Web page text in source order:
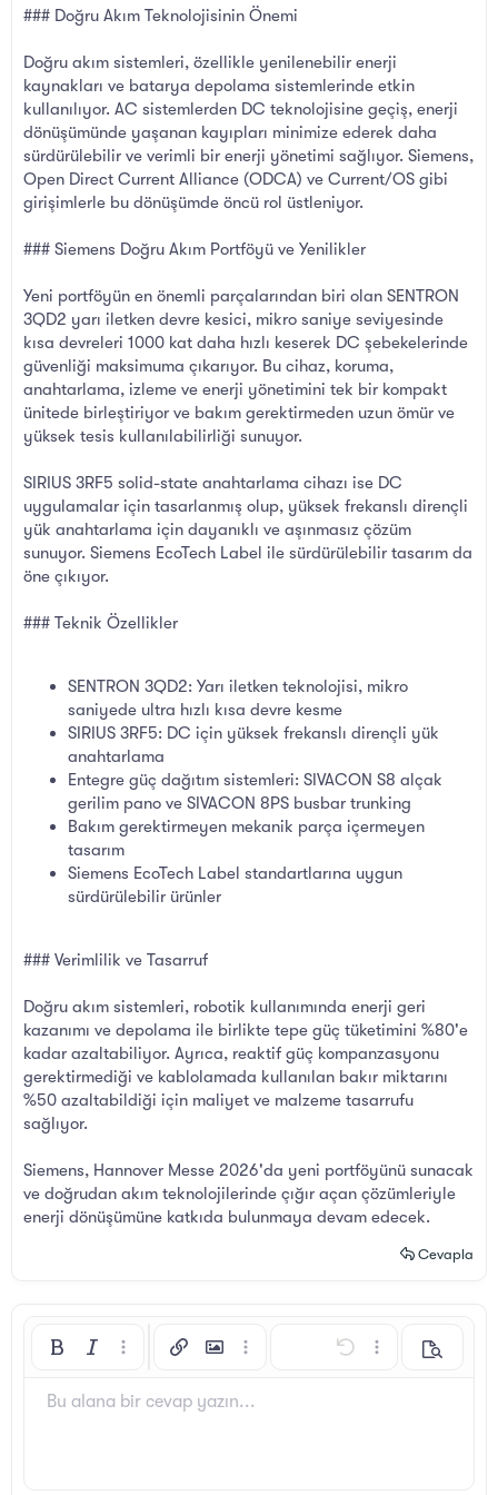
### Doğru Akım Teknolojisinin Önemi
Doğru akım sistemleri, özellikle yenilenebilir enerji
kaynakları ve batarya depolama sistemlerinde etkin
kullanılıyor. AC sistemlerden DC teknolojisine geçiş, enerji
dönüşümünde yaşanan kayıpları minimize ederek daha
sürdürülebilir ve verimli bir enerji yönetimi sağlıyor. Siemens,
Open Direct Current Alliance (ODCA) ve Current/OS gibi
girişimlerle bu dönüşümde öncü rol üstleniyor.
### Siemens Doğru Akım Portföyü ve Yenilikler
Yeni portföyün en önemli parçalarından biri olan SENTRON
3QD2 yarı iletken devre kesici, mikro saniye seviyesinde
kısa devreleri 1000 kat daha hızlı keserek DC şebekelerinde
güvenliği maksimuma çıkarıyor. Bu cihaz, koruma,
anahtarlama, izleme ve enerji yönetimini tek bir kompakt
ünitede birleştiriyor ve bakım gerektirmeden uzun ömür ve
yüksek tesis kullanılabilirliği sunuyor.
SIRIUS 3RF5 solid-state anahtarlama cihazı ise DC
uygulamalar için tasarlanmış olup, yüksek frekanslı dirençli
yük anahtarlama için dayanıklı ve aşınmasız çözüm
sunuyor. Siemens EcoTech Label ile sürdürülebilir tasarım da
öne çıkıyor.
### Teknik Özellikler
SENTRON 3QD2: Yarı iletken teknolojisi, mikro
saniyede ultra hızlı kısa devre kesme
SIRIUS 3RF5: DC için yüksek frekanslı dirençli yük
anahtarlama
Entegre güç dağıtım sistemleri: SIVACON S8 alçak
gerilim pano ve SIVACON 8PS busbar trunking
Bakım gerektirmeyen mekanik parça içermeyen
tasarım
Siemens EcoTech Label standartlarına uygun
sürdürülebilir ürünler
### Verimlilik ve Tasarruf
Doğru akım sistemleri, robotik kullanımında enerji geri
kazanımı ve depolama ile birlikte tepe güç tüketimini %80'e
kadar azaltabiliyor. Ayrıca, reaktif güç kompanzasyonu
gerektirmediği ve kablolamada kullanılan bakır miktarını
%50 azaltabildiği için maliyet ve malzeme tasarrufu
sağlıyor.
Siemens, Hannover Messe 2026'da yeni portföyünü sunacak
ve doğrudan akım teknolojilerinde çığır açan çözümleriyle
enerji dönüşümüne katkıda bulunmaya devam edecek.
Cevapla
Kalın Yatık Daha fazla seçenek…
Bağlantı ekle
Resim ekleDaha fazla seçenek…
Geri alDaha fazlaÖnizleme
Yazı boyutu
9
Metin rengi
Yazı tipi Arial
List Hizalama yötemleri
İfadelerGIF ekle
AlıntıMedyaTablo ekleYatay çizgi ekle
ileri alBB Kod aç/kapat
Biçimlendirmeyi kaldır
TaslaklarTaslağı kaydet
Bu alana bir cevap yazın...